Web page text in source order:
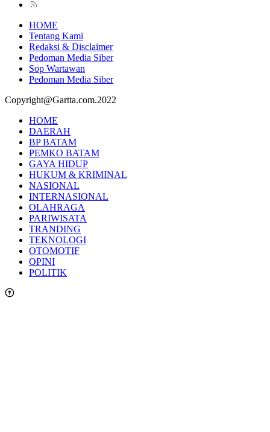
HOME
Tentang Kami
Redaksi & Disclaimer
Pedoman Media Siber
Sop Wartawan
Pedoman Media Siber
Copyright@Gartta.com.2022
HOME
DAERAH
BP BATAM
PEMKO BATAM
GAYA HIDUP
HUKUM & KRIMINAL
NASIONAL
INTERNASIONAL
OLAHRAGA
PARIWISATA
TRANDING
TEKNOLOGI
OTOMOTIF
OPINI
POLITIK